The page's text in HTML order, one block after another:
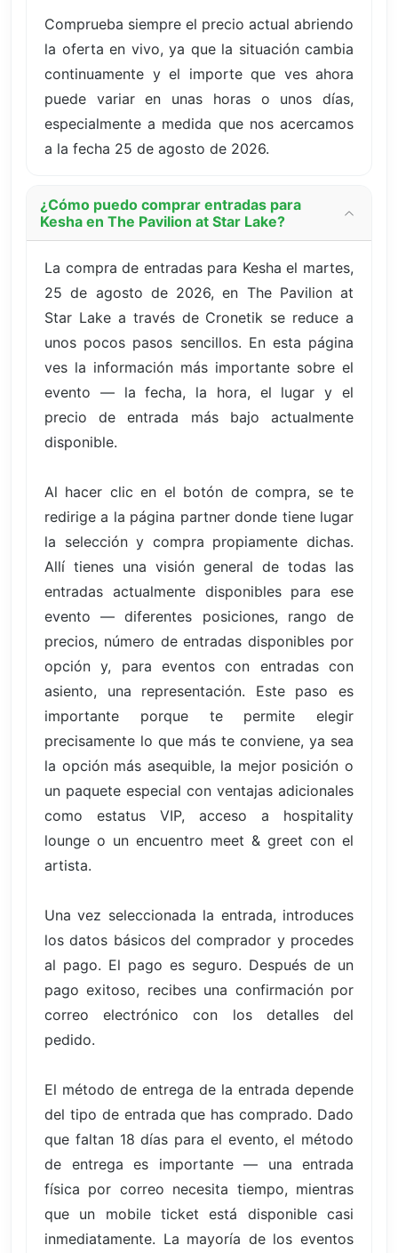
Comprueba siempre el precio actual abriendo
la oferta en vivo, ya que la situación cambia
continuamente y el importe que ves ahora
puede variar en unas horas o unos días,
especialmente a medida que nos acercamos
a la fecha 25 de agosto de 2026.
¿Cómo puedo comprar entradas para
Kesha en The Pavilion at Star Lake?
La compra de entradas para Kesha el martes,
25 de agosto de 2026, en The Pavilion at
Star Lake a través de Cronetik se reduce a
unos pocos pasos sencillos. En esta página
ves la información más importante sobre el
evento — la fecha, la hora, el lugar y el
precio de entrada más bajo actualmente
disponible.
Al hacer clic en el botón de compra, se te
redirige a la página partner donde tiene lugar
la selección y compra propiamente dichas.
Allí tienes una visión general de todas las
entradas actualmente disponibles para ese
evento — diferentes posiciones, rango de
precios, número de entradas disponibles por
opción y, para eventos con entradas con
asiento, una representación. Este paso es
importante porque te permite elegir
precisamente lo que más te conviene, ya sea
la opción más asequible, la mejor posición o
un paquete especial con ventajas adicionales
como estatus VIP, acceso a hospitality
lounge o un encuentro meet & greet con el
artista.
Una vez seleccionada la entrada, introduces
los datos básicos del comprador y procedes
al pago. El pago es seguro. Después de un
pago exitoso, recibes una confirmación por
correo electrónico con los detalles del
pedido.
El método de entrega de la entrada depende
del tipo de entrada que has comprado. Dado
que faltan 18 días para el evento, el método
de entrega es importante — una entrada
física por correo necesita tiempo, mientras
que un mobile ticket está disponible casi
inmediatamente. La mayoría de los eventos